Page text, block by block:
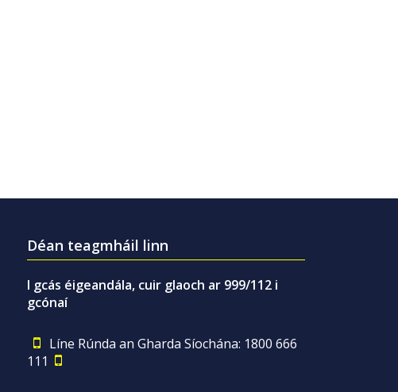
Déan teagmháil linn
I gcás éigeandála, cuir glaoch ar 999/112 i
gcónaí
Líne Rúnda an Gharda Síochána: 1800 666
111